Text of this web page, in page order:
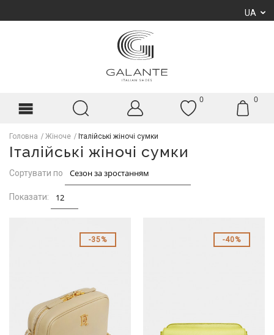
UA
0 0
Головна Жіноче Італійські жіночі сумки
Італійські жіночі сумки
Сортувати по
Показати:
35% 40%